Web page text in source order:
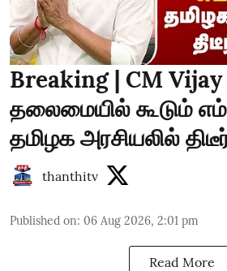
Breaking | CM
தலைமையில் கூடும்
தமிழக அரசியலில்
thanthitv
Published on: 06 Aug 2026, 2:01 pm
Read More